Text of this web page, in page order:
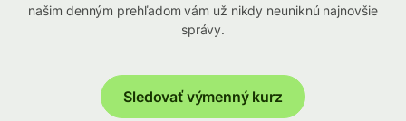
našim denným prehľadom vám už nikdy neuniknú najnovšie
správy.
Sledovať výmenný kurz